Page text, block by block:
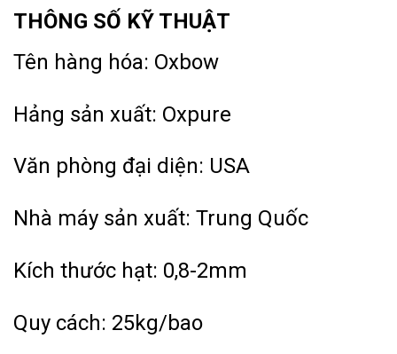
THÔNG SỐ KỸ THUẬT
Tên hàng hóa: Oxbow
Hảng sản xuất: Oxpure
Văn phòng đại diện: USA
Nhà máy sản xuất: Trung Quốc
Kích thước hạt: 0,8-2mm
Quy cách: 25kg/bao